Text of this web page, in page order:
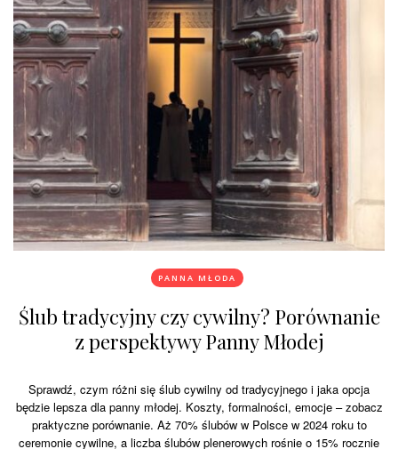
PANNA MŁODA
Ślub tradycyjny czy cywilny? Porównanie
z perspektywy Panny Młodej
Sprawdź, czym różni się ślub cywilny od tradycyjnego i jaka opcja
będzie lepsza dla panny młodej. Koszty, formalności, emocje – zobacz
praktyczne porównanie. Aż 70% ślubów w Polsce w 2024 roku to
ceremonie cywilne, a liczba ślubów plenerowych rośnie o 15% rocznie